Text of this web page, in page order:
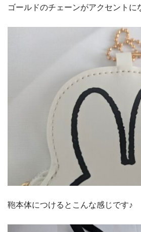
ゴールドのチェーンがアクセント
鞄本体につけるとこんな感じです♪